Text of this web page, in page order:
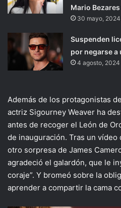
Mario
30 mayo, 2024
Suspenden
por negarse a
4 agosto, 2024
Además de los protagonistas de
actriz Sigourney Weaver ha
antes de recoger el León de
de inauguración. Tras un
otro sorpresa de James
agradeció el galardón, que le
coraje”. Y bromeó sobre la
aprender a compartir la cama